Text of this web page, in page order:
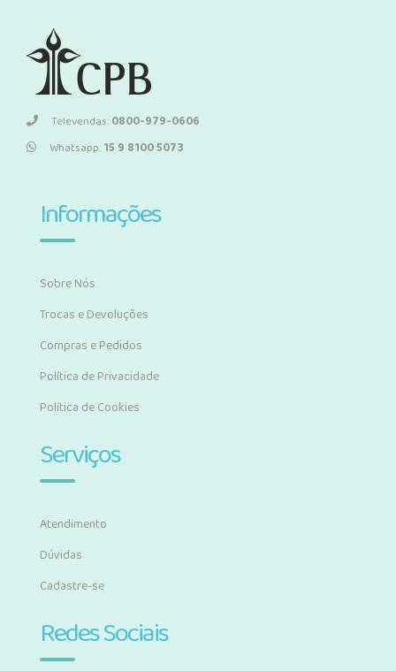
Televendas:0800-979-0606
Whatsapp:15 9 8100 5073
Informações
Sobre Nós
Trocas e Devoluções
Compras e Pedidos
Política de Privacidade
Política de Cookies
Serviços
Atendimento
Dúvidas
Cadastre-se
Redes Sociais